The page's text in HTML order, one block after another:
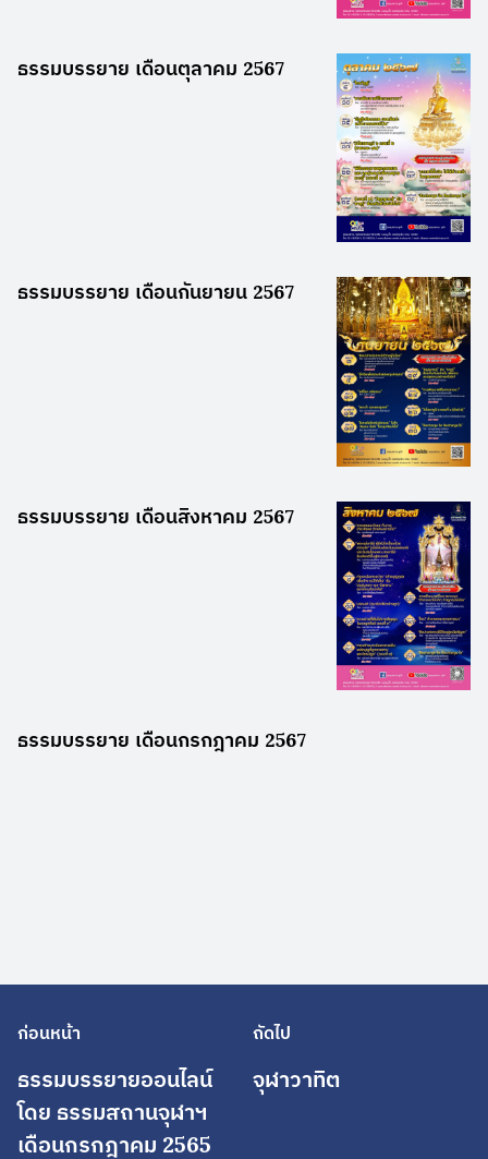
ธรรมบรรยาย เดือนตุลาคม 2567
ธรรมบรรยาย เดือนกันยายน 2567
ธรรมบรรยาย เดือนสิงหาคม 2567
ธรรมบรรยาย เดือนกรกฎาคม 2567
ก่อนหน้า
ธรรมบรรยายออนไลน์
โดย ธรรมสถานจุฬาฯ
เดือนกรกฎาคม 2565
ถัดไป
จุฬาวาทิต